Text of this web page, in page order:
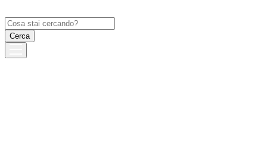
Ricerca
per: